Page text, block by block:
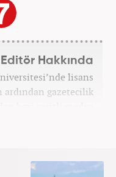
Editör Hakkında
lisans
gazetecilik
beri çeşitli medya
editörü’ olarak